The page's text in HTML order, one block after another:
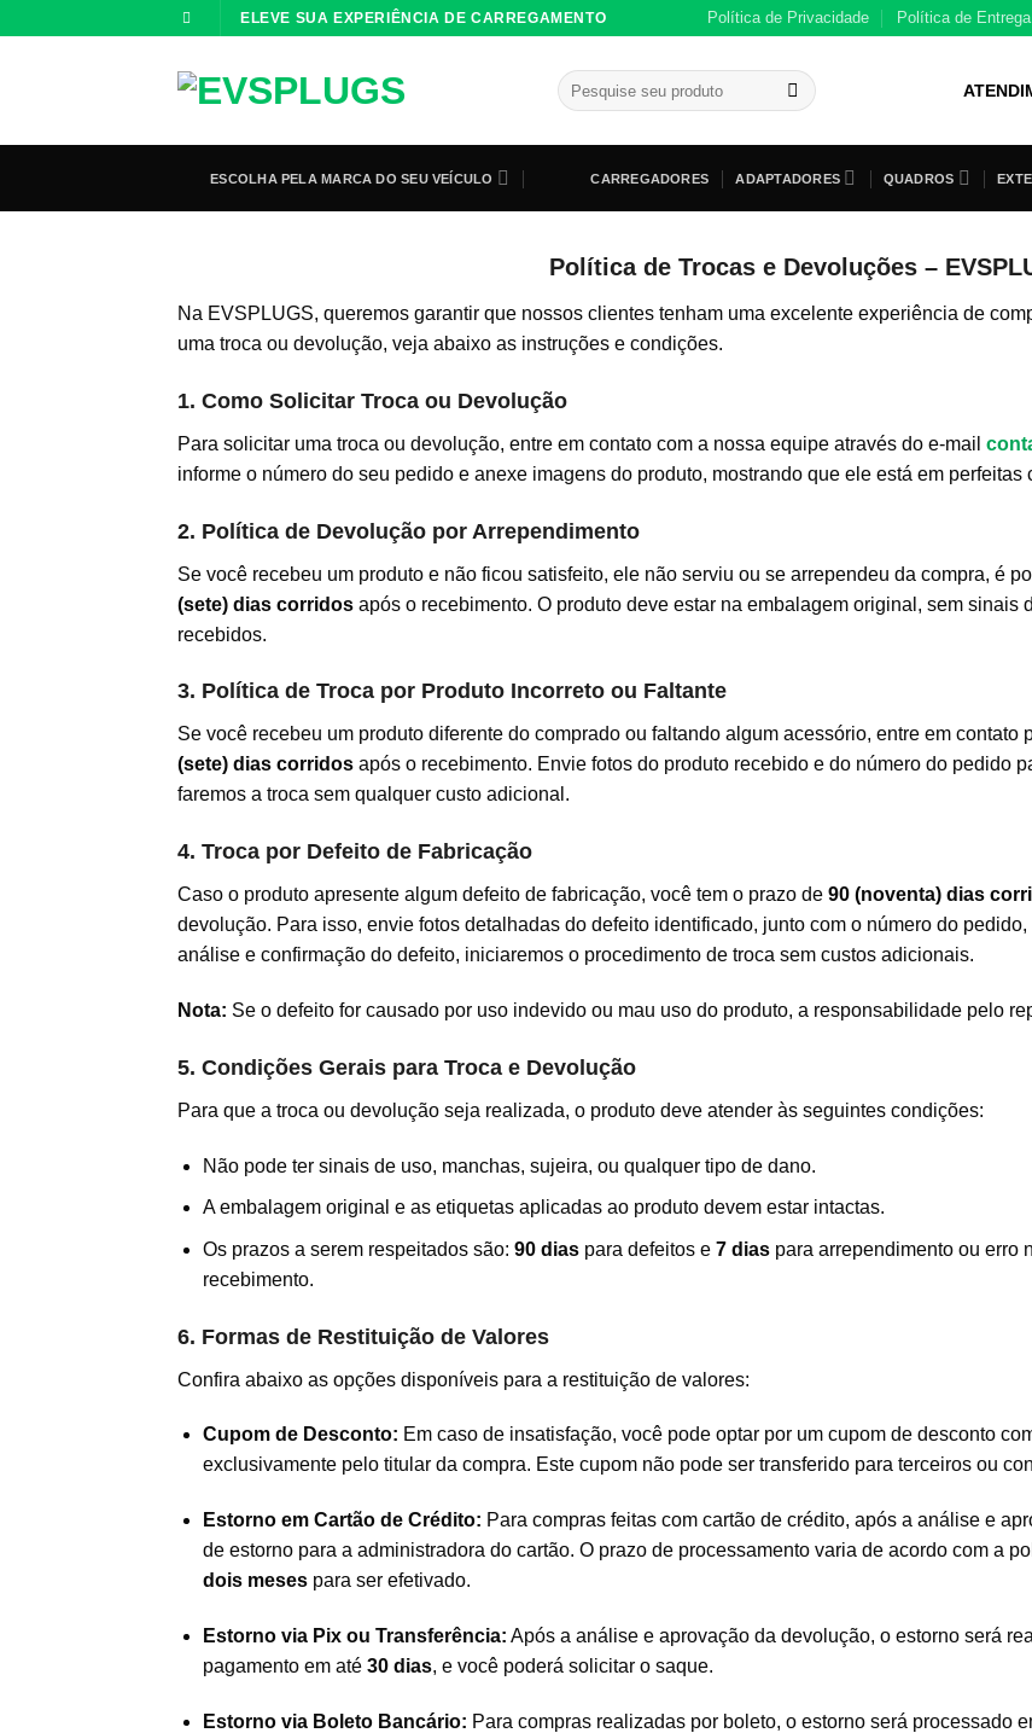
ELEVE SUA EXPERIÊNCIA DE CARREGAMENTO Política de Privacidade Política de Entrega
Pesquisar
por:
ESCOLHA PELA MARCA DO SEU VEÍCULO CARREGADORES ADAPTADORES QUADROS
Política de Trocas e Devoluções –
Na EVSPLUGS, queremos garantir que nossos clientes tenham uma excelente experiência de
uma troca ou devolução, veja abaixo as instruções e condições.
1. Como Solicitar Troca ou Devolução
Para solicitar uma troca ou devolução, entre em contato com a nossa equipe através do e-mail
informe o número do seu pedido e anexe imagens do produto, mostrando que ele está em
2. Política de Devolução por Arrependimento
Se você recebeu um produto e não ficou satisfeito, ele não serviu ou se arrependeu da compra, é
(sete) dias corridos após o recebimento. O produto deve estar na embalagem original, sem sinais
recebidos.
3. Política de Troca por Produto Incorreto ou Faltante
Se você recebeu um produto diferente do comprado ou faltando algum acessório, entre em contato
(sete) dias corridos após o recebimento. Envie fotos do produto recebido e do número do pedido
faremos a troca sem qualquer custo adicional.
4. Troca por Defeito de Fabricação
Caso o produto apresente algum defeito de fabricação, você tem o prazo de 90 (noventa) dias
devolução. Para isso, envie fotos detalhadas do defeito identificado, junto com o número do pedido,
análise e confirmação do defeito, iniciaremos o procedimento de troca sem custos adicionais.
Nota: Se o defeito for causado por uso indevido ou mau uso do produto, a responsabilidade pelo
5. Condições Gerais para Troca e Devolução
Para que a troca ou devolução seja realizada, o produto deve atender às seguintes condições:
Não pode ter sinais de uso, manchas, sujeira, ou qualquer tipo de dano.
A embalagem original e as etiquetas aplicadas ao produto devem estar intactas.
Os prazos a serem respeitados são: 90 diaspara defeitos e 7 diaspara arrependimento ou erro
recebimento.
6. Formas de Restituição de Valores
Confira abaixo as opções disponíveis para a restituição de valores:
Cupom de Desconto: Em caso de insatisfação, você pode optar por um cupom de desconto
exclusivamente pelo titular da compra. Este cupom não pode ser transferido para terceiros ou
Estorno em Cartão de Crédito: Para compras feitas com cartão de crédito, após a análise e
de estorno para a administradora do cartão. O prazo de processamento varia de acordo com a
dois mesespara ser efetivado.
Estorno via Pix ou Transferência: Após a análise e aprovação da devolução, o estorno será
pagamento em até 30 dias, e você poderá solicitar o saque.
Estorno via Boleto Bancário: Para compras realizadas por boleto, o estorno será processado